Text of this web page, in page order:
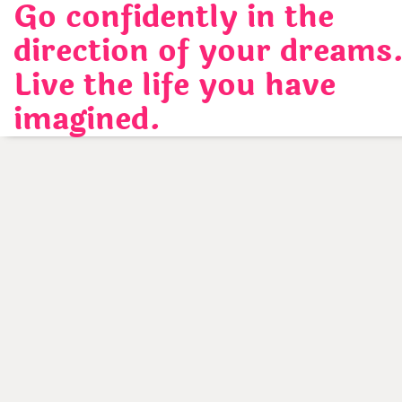
Skip
content
Go confidently in the
direction of your
Live the life you have
imagined.